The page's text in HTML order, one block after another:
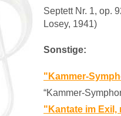
Septett Nr. 1, op.
Losey, 1941)
Sonstige:
"Kammer-
“Kammer-
"Kantate im Exil,